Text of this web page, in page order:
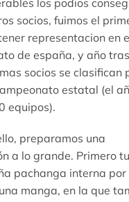
los podios
socios, fuimos el
representacion en
de españa, y año
socios se clasifican
estatal (el
equipos).
preparamos una
a lo grande. Primero
pachanga interna por
manga, en la que